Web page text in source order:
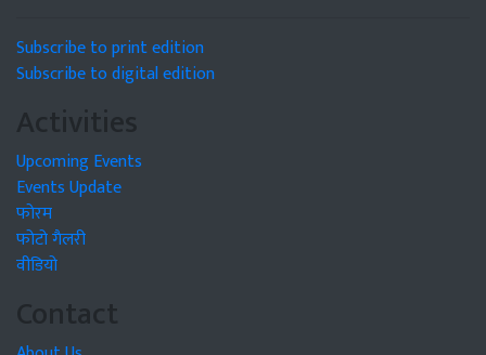
Subscribe to print edition
Subscribe to digital edition
Activities
Upcoming Events
Events Update
फोरम
फोटो गैलरी
वीडियो
Contact